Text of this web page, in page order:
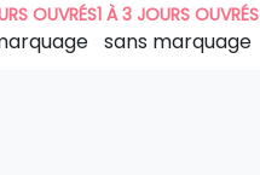
OUVRÉS1 À 3 JOURS OUVRÉS
sans marquage